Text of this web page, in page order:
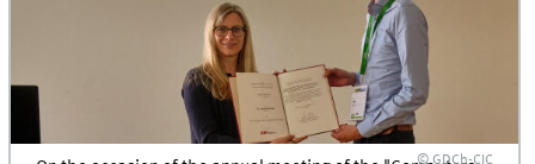
© GDCh-CIC